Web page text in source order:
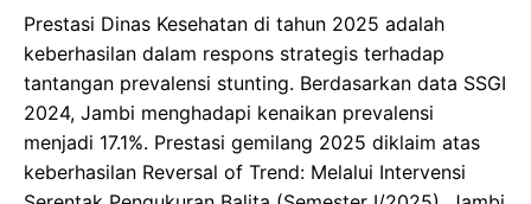
​Prestasi Dinas Kesehatan di tahun 2025 adalah
keberhasilan dalam respons strategis terhadap
tantangan prevalensi stunting. Berdasarkan data SSGI
2024, Jambi menghadapi kenaikan prevalensi
menjadi 17.1%. Prestasi gemilang 2025 diklaim atas
keberhasilan Reversal of Trend: Melalui Intervensi